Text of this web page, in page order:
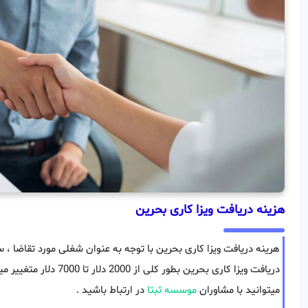
هزینه دریافت ویزا کاری بحرین
هرینه دریافت ویزا کاری بحرین با توجه به عنوان شغلی مورد
دریافت ویزا کاری
میتوانید با مشاورانموسسه ثبتا در ارتباط باشید .